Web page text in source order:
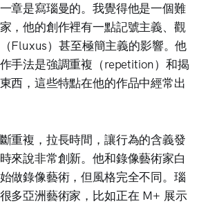
章是寫瑙曼的。我覺得他是一個難
，他的創作裡有一點記號主義、觀
Fluxus）甚至極簡主義的影響。他
手法是強調重複（repetition）和揭
西，這些特點在他的作品中經常出
重複，拉長時間，讓行為的含義發
來說非常創新。他和錄像藝術家白
做錄像藝術，但風格完全不同。瑙
多亞洲藝術家，比如正在 M+ 展示